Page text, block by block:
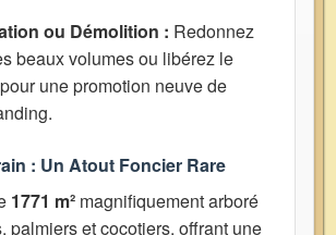
ou Démolition : Redonnez
beaux volumes ou libérez le
une promotion neuve de
: Un Atout Foncier Rare
1771 m² magnifiquement arboré
palmiers et cocotiers, offrant une